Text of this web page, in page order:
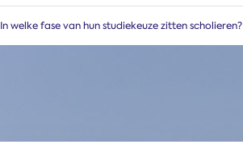
In welke fase van hun studiekeuze zitten scholieren?